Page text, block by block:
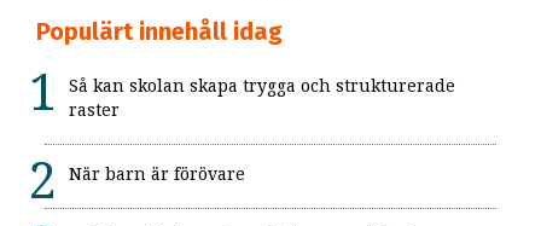
Populärt innehåll idag
Så kan skolan skapa trygga och strukturerade
raster
När barn är förövare